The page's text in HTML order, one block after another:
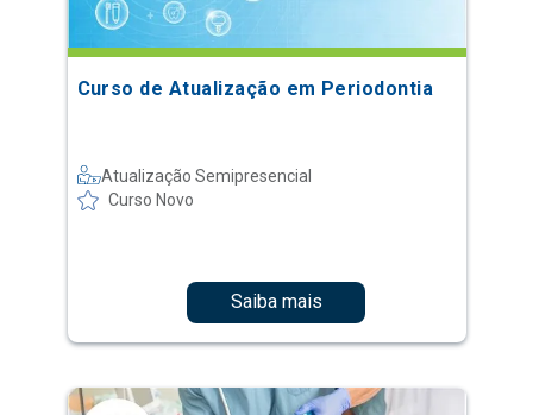
Curso de Atualização em Periodontia
Atualização Semipresencial
Curso Novo
Saiba mais